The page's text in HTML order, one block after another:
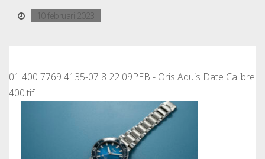
10 februari 2023
01 400 7769 4135-07 8 22 09PEB - Oris Aquis Date Calibre
400.tif